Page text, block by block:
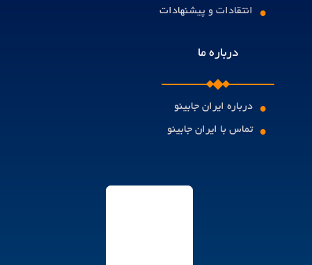
• انتقادات و پیشنهادات
درباره ما
• درباره ایران جابینو
• تماس با ایران جابینو